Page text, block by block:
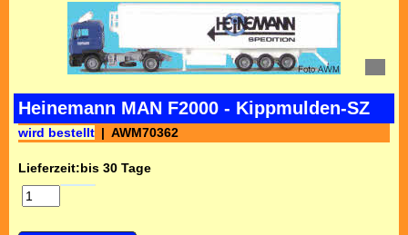
Heinemann MAN F2000 - Kippmulden-SZ
wird bestellt AWM70362
Lieferzeit:bis 30 Tage